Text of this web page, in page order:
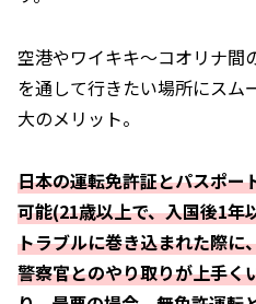
空港やワイキキ～コオリナ間
を通して行きたい場所にスム
大のメリット。
日本の運転免許証とパスポー
可能(21歳以上で、入国後1年
トラブルに巻き込まれた際に
警察官とのやり取りが上手く